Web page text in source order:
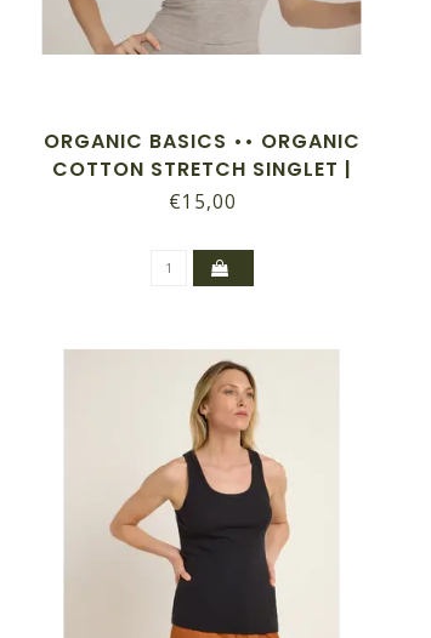
ORGANIC BASICS •• ORGANIC
COTTON STRETCH SINGLET |
GREY MELANGE
€15,00